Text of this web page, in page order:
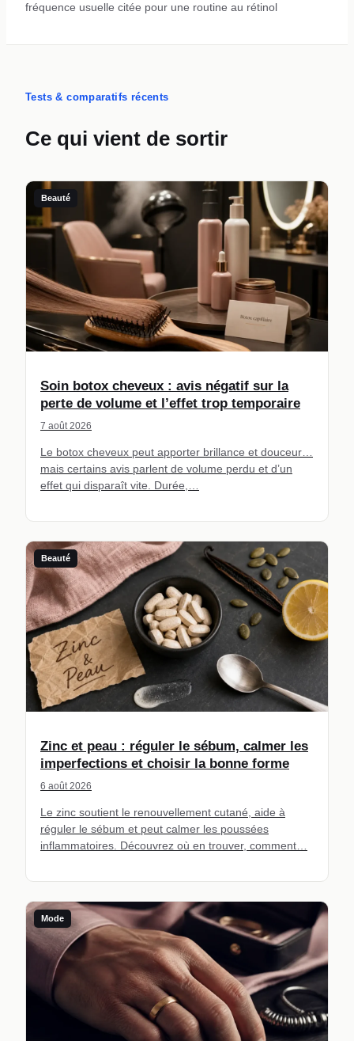
fréquence usuelle citée pour une routine au rétinol
Tests & comparatifs récents
Ce qui vient de sortir
Beauté
Soin botox cheveux : avis négatif sur la
perte de volume et l’effet trop temporaire
7 août 2026
Le botox cheveux peut apporter brillance et douceur…
mais certains avis parlent de volume perdu et d’un
effet qui disparaît vite. Durée,…
Beauté
Zinc et peau : réguler le sébum, calmer les
imperfections et choisir la bonne forme
6 août 2026
Le zinc soutient le renouvellement cutané, aide à
réguler le sébum et peut calmer les poussées
inflammatoires. Découvrez où en trouver, comment…
Mode